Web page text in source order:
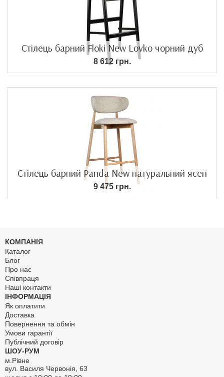
Стілець барний Floki New Lovko чорний дуб
8 612 грн.
Стілець барний Panda New натуральний ясен
9 475 грн.
КОМПАНІЯ
Каталог
Блог
Про нас
Співпраця
Наші контакти
ІНФОРМАЦІЯ
Як оплатити
Доставка
Повернення та обмін
Умови гарантії
Публічний договір
ШОУ-РУМ
м.Рівне
вул. Василя Червонія, 63